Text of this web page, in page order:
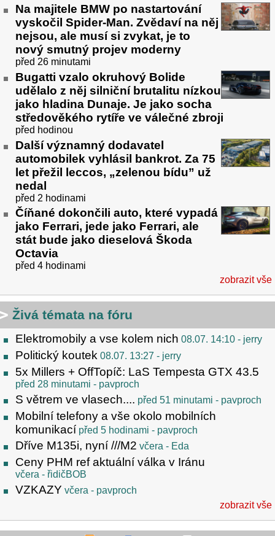
Na majitele BMW po nastartování
vyskočil Spider-Man. Zvědaví na něj
nejsou, ale musí si zvykat, je to
nový smutný projev moderny
před 26 minutami
Bugatti vzalo okruhový Bolide
udělalo z něj silniční brutalitu nízkou
jako hladina Dunaje. Je jako socha
středověkého rytíře ve válečné zbroji
před hodinou
Další významný dodavatel
automobilek vyhlásil bankrot. Za 75
let přežil leccos, „zelenou bídu” už
nedal
před 2 hodinami
Číňané dokončili auto, které vypadá
jako Ferrari, jede jako Ferrari, ale
stát bude jako dieselová Škoda
Octavia
před 4 hodinami
zobrazit vše
Živá témata na fóru
Elektromobily a vse kolem nich 08.07. 14:10 - jerry
Politický koutek 08.07. 13:27 - jerry
5x Millers + OffTopíč: LaS Tempesta GTX 43.5
před 28 minutami - pavproch
S větrem ve vlasech.... před 51 minutami - pavproch
Mobilní telefony a vše okolo mobilních
komunikací před 5 hodinami - pavproch
Dříve M135i, nyní ///M2 včera - Eda
Ceny PHM ref aktuální válka v Iránu
včera - řidičBOB
VZKAZY včera - pavproch
zobrazit vše